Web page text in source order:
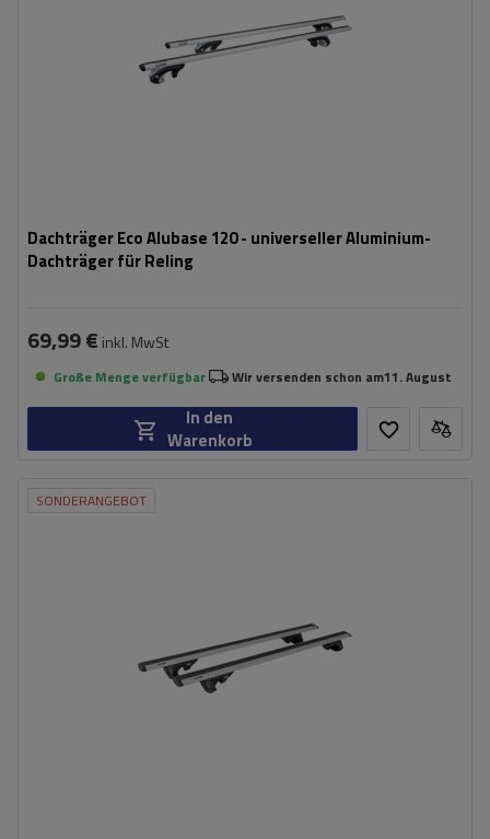
Dachträger Eco Alubase 120 - universeller Aluminium-
Dachträger für Reling
69,99 € inkl. MwSt
Große Menge verfügbar Wir versenden schon am11. August
In den
Warenkorb
SONDERANGEBOT